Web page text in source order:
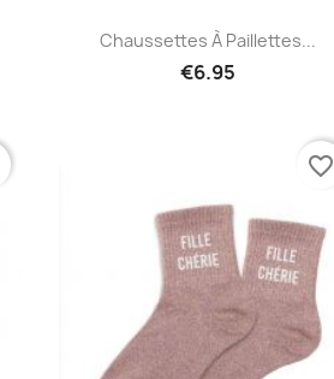
Quick view
Chaussettes À Paillettes...
€6.95
favorite_border